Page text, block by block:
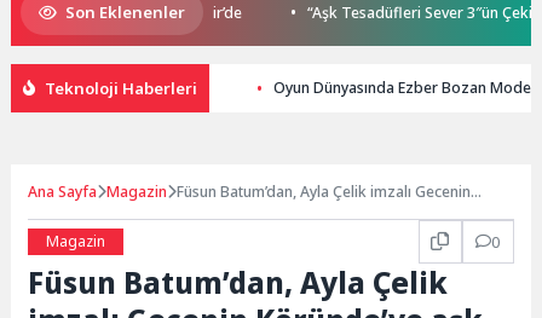
Son Eklenenler
Buluşmaları gençleri İzmir’de “Aşk Tesadüfleri Sever 3″ün
Teknoloji Haberleri Oyun Dünyasında Ezber Bozan
Ana Sayfa Magazin Füsun Batum’dan, Ayla Çelik imzalı Gecenin
Magazin
0
Füsun Batum’dan, Ayla Çelik